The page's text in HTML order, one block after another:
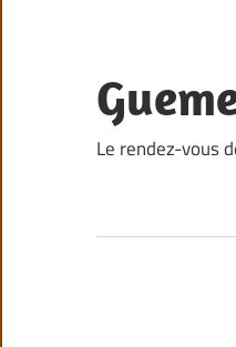
content
Le rendez-vous